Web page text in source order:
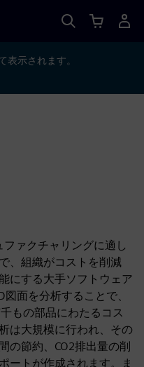
表示されます。
ファクチャリングに適し
、組織がコストを削減
にする大手ソフトウェア
面を分析することで、
もの部品にわたるコス
は大規模に行われ、その
の節約、CO2排出量の削
ートが作成されます。ま